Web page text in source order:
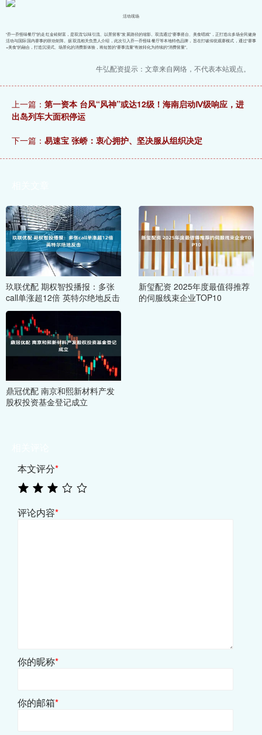
活动现场
“乔一乔怪味餐厅”的走红金砖财富，是双流“以味引流、以景留客”发展路径的缩影。双流通过“赛事搭台、美食唱戏”，正打造出多场全民健身
活动与国际国内赛事的联动矩阵。据双流相关负责人介绍，此次引入乔一乔怪味餐厅等本地特色品牌，旨在打破传统观赛模式，通过“赛事
+美食”的融合，打造沉浸式、场景化的消费新体验，将短暂的“赛事流量”有效转化为持续的“消费留量”。
牛弘配资提示：文章来自网络，不代表本站观点。
上一篇： 第一资本 台风“风神”或达12级！海南启动Ⅳ级响应，进
出岛列车大面积停运
下一篇： 易速宝 张峤：衷心拥护、坚决服从组织决定
玖联优配 期权智投播报：多张
call单涨超12倍 英特尔绝地反击
新玺配资 2025年度最值得推荐
的伺服线束企业TOP10
鼎冠优配 南京和熙新材料产发
股权投资基金登记成立
本文评分*
评论内容*
你的昵称*
你的邮箱*